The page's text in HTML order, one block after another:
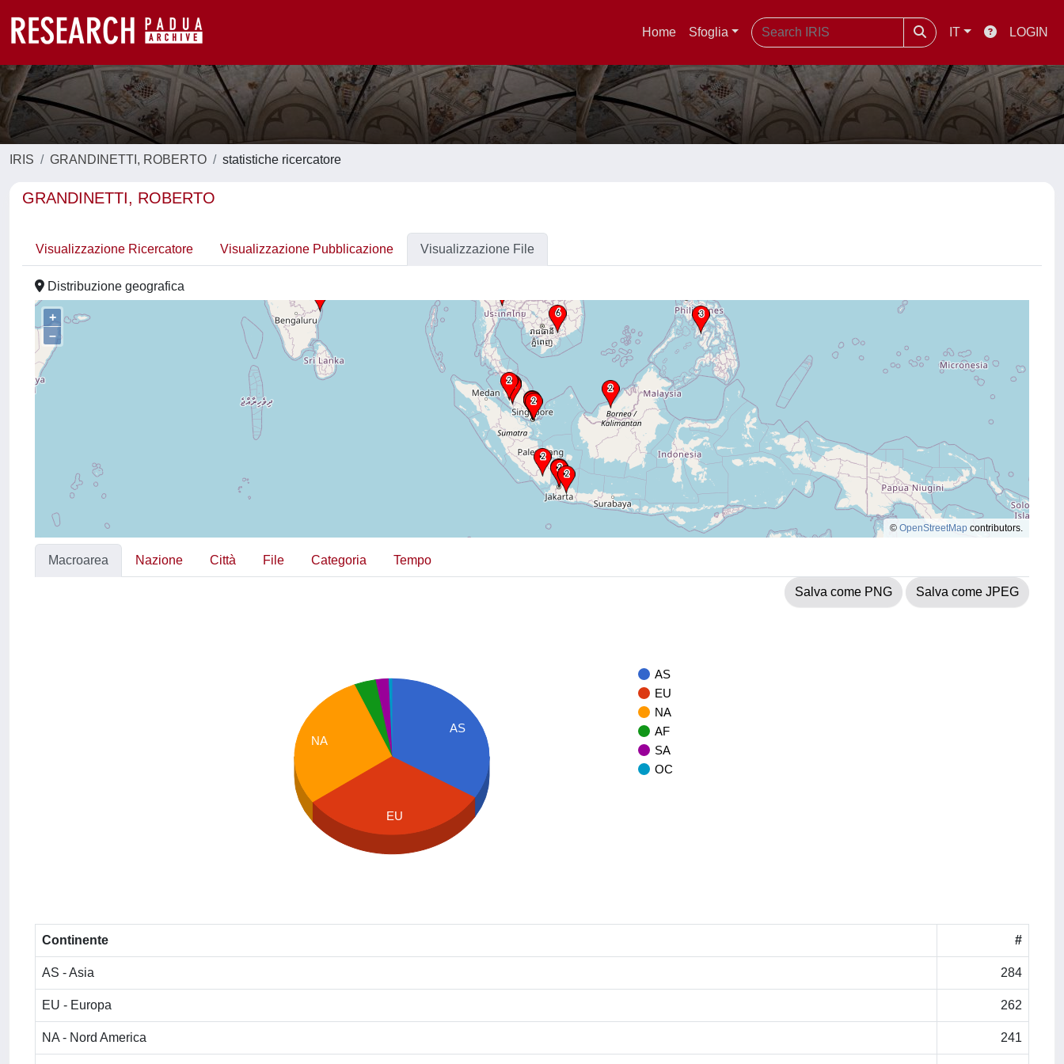
Home Sfoglia IT LOGIN
IRIS GRANDINETTI, ROBERTO statistiche ricercatore
GRANDINETTI, ROBERTO
Visualizzazione Ricercatore Visualizzazione Pubblicazione Visualizzazione File
Distribuzione geografica
+
–
© OpenStreetMap contributors.
Macroarea Nazione Città File Categoria Tempo
Salva come PNG Salva come JPEG
AS
EU
NA
AF
SA
OC
AS
NA
EU
Continente #
AS - Asia 284
EU - Europa 262
NA - Nord America 241